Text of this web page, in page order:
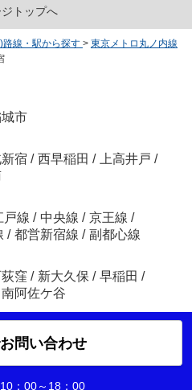
トップへ
路線・駅から探す > 東京メトロ丸ノ内線
市
宿 / 西早稲田 / 上高井戸 /
戸線 / 中央線 / 京王線 /
/ 都営新宿線 / 副都心線
窪 / 新大久保 / 早稲田 /
南阿佐ケ谷
問い合わせ
10：00～18：00